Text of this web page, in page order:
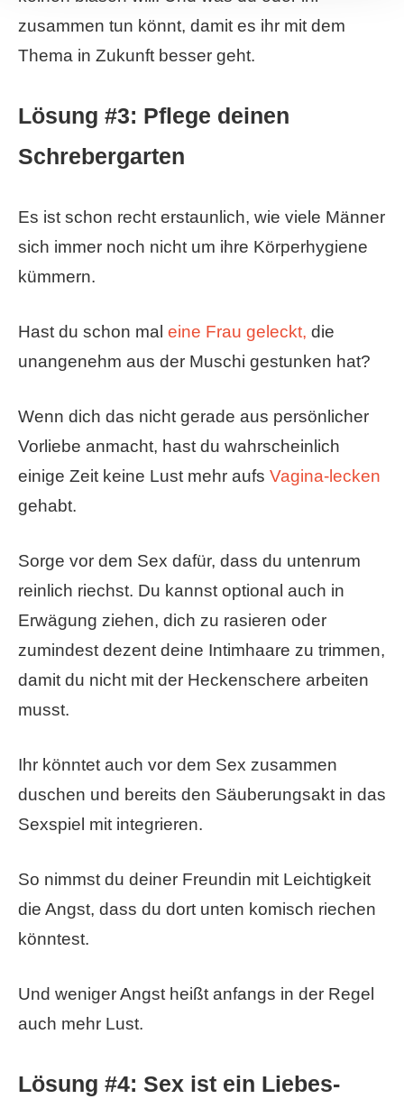
zusammen tun könnt, damit es ihr mit dem
Thema in Zukunft besser geht.
Lösung #3: Pflege deinen
Schrebergarten
Es ist schon recht erstaunlich, wie viele Männer
sich immer noch nicht um ihre Körperhygiene
kümmern.
Hast du schon mal eine Frau geleckt, die
unangenehm aus der Muschi gestunken hat?
Wenn dich das nicht gerade aus persönlicher
Vorliebe anmacht, hast du wahrscheinlich
einige Zeit keine Lust mehr aufs Vagina-lecken
gehabt.
Sorge vor dem Sex dafür, dass du untenrum
reinlich riechst. Du kannst optional auch in
Erwägung ziehen, dich zu rasieren oder
zumindest dezent deine Intimhaare zu trimmen,
damit du nicht mit der Heckenschere arbeiten
musst.
Ihr könntet auch vor dem Sex zusammen
duschen und bereits den Säuberungsakt in das
Sexspiel mit integrieren.
So nimmst du deiner Freundin mit Leichtigkeit
die Angst, dass du dort unten komisch riechen
könntest.
Und weniger Angst heißt anfangs in der Regel
auch mehr Lust.
Lösung #4: Sex ist ein Liebes-